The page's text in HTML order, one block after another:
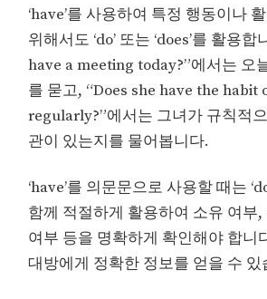
‘have’를 사용하여 특정 행동이나
위해서도 ‘do’ 또는 ‘does’를 활용
have a meeting today?”에서는 오
를 묻고, “Does she have the habit
regularly?”에서는 그녀가 규칙적
관이 있는지를 물어봅니다.
‘have’를 의문문으로 사용할 때는
함께 적절하게 활용하여 소유 여부
여부 등을 명확하게 확인해야 합니
대방에게 정확한 정보를 얻을 수 있